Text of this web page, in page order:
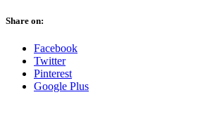
Share on:
Facebook
Twitter
Pinterest
Google Plus